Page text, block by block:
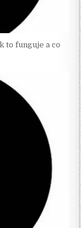
to funguje a co